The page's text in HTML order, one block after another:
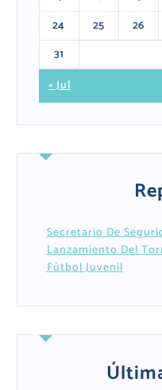
24
25 26
31
« Jul
Secretario De
Lanzamiento Del
Fútbol Juvenil